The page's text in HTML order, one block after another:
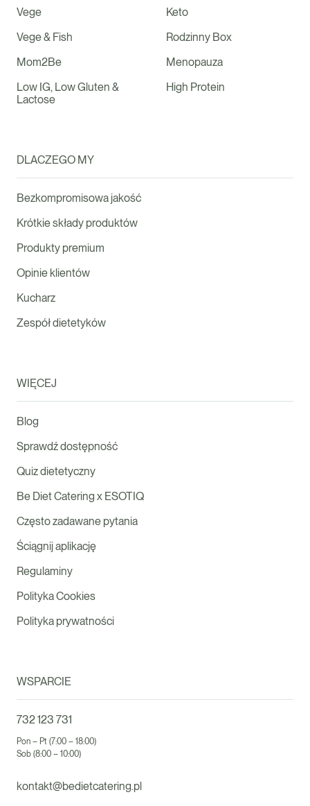
Vege
Vege & Fish
Mom2Be
Low IG, Low Gluten &
Lactose
Keto
Rodzinny Box
Menopauza
High Protein
DLACZEGO MY
Bezkompromisowa jakość
Krótkie składy produktów
Produkty premium
Opinie klientów
Kucharz
Zespół dietetyków
WIĘCEJ
Blog
Sprawdź dostępność
Quiz dietetyczny
Be Diet Catering x ESOTIQ
Często zadawane pytania
Ściągnij aplikację
Regulaminy
Polityka Cookies
Polityka prywatności
WSPARCIE
732 123 731
Pon – Pt (7:00 – 18:00)
Sob (8:00 – 10:00)
kontakt@bedietcatering.pl